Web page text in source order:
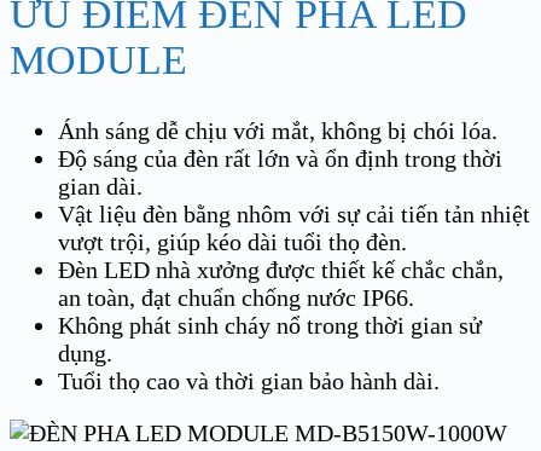
ƯU ĐIỂM ĐÈN PHA LED
MODULE
Ánh sáng dễ chịu với mắt, không bị chói lóa.
Độ sáng của đèn rất lớn và ổn định trong thời
gian dài.
Vật liệu đèn bằng nhôm với sự cải tiến tản nhiệt
vượt trội, giúp kéo dài tuổi thọ đèn.
Đèn LED nhà xưởng được thiết kế chắc chắn,
an toàn, đạt chuẩn chống nước IP66.
Không phát sinh cháy nổ trong thời gian sử
dụng.
Tuổi thọ cao và thời gian bảo hành dài.